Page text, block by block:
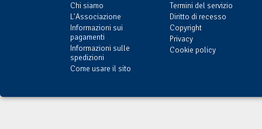
Chi siamo
L'Associazione
Informazioni sui
pagamenti
Informazioni sulle
spedizioni
Come usare il sito
Termini del servizio
Diritto di recesso
Copyright
Privacy
Cookie policy